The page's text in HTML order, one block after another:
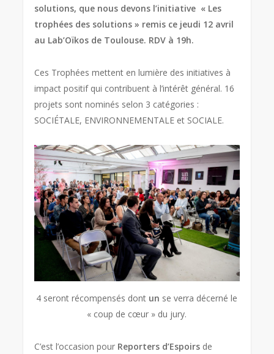
solutions, que nous devons l’initiative « Les
trophées des solutions » remis ce jeudi 12 avril
au Lab’Oïkos de Toulouse. RDV à 19h.
Ces Trophées mettent en lumière des initiatives à
impact positif qui contribuent à l’intérêt général. 16
projets sont nominés selon 3 catégories :
SOCIÉTALE, ENVIRONNEMENTALE et SOCIALE.
4 seront récompensés dont un se verra décerné le
« coup de cœur » du jury.
C’est l’occasion pour Reporters d’Espoirs de